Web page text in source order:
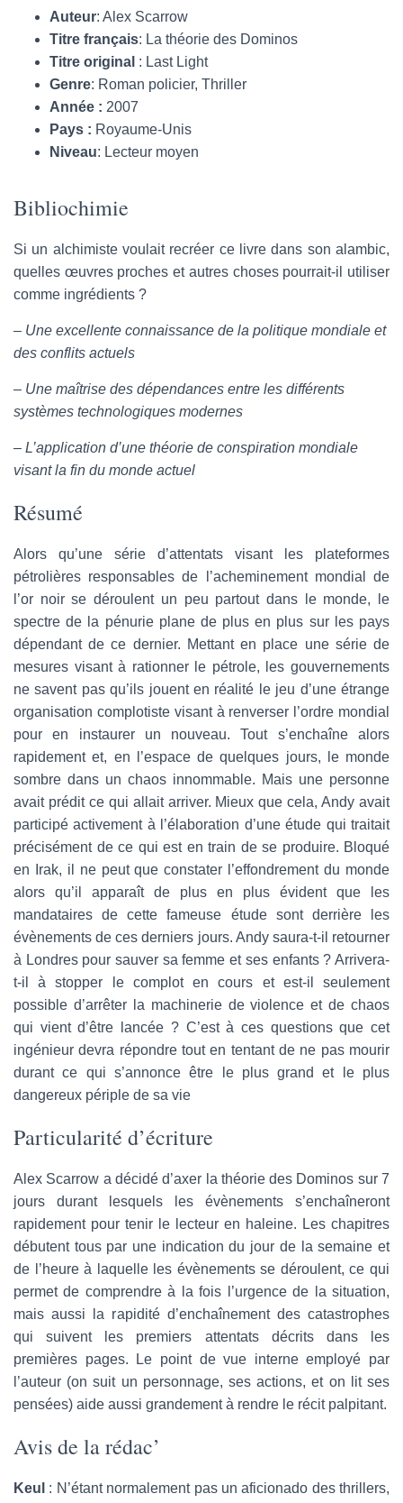
Auteur: Alex Scarrow
Titre français: La théorie des Dominos
Titre original : Last Light
Genre: Roman policier, Thriller
Année : 2007
Pays : Royaume-Unis
Niveau: Lecteur moyen
Bibliochimie
Si un alchimiste voulait recréer ce livre dans son alambic,
quelles œuvres proches et autres choses pourrait-il utiliser
comme ingrédients ?
– Une excellente connaissance de la politique mondiale et
des conflits actuels
– Une maîtrise des dépendances entre les différents
systèmes technologiques modernes
– L’application d’une théorie de conspiration mondiale
visant la fin du monde actuel
Résumé
Alors qu’une série d’attentats visant les plateformes
pétrolières responsables de l’acheminement mondial de
l’or noir se déroulent un peu partout dans le monde, le
spectre de la pénurie plane de plus en plus sur les pays
dépendant de ce dernier. Mettant en place une série de
mesures visant à rationner le pétrole, les gouvernements
ne savent pas qu’ils jouent en réalité le jeu d’une étrange
organisation complotiste visant à renverser l’ordre mondial
pour en instaurer un nouveau. Tout s’enchaîne alors
rapidement et, en l’espace de quelques jours, le monde
sombre dans un chaos innommable. Mais une personne
avait prédit ce qui allait arriver. Mieux que cela, Andy avait
participé activement à l’élaboration d’une étude qui traitait
précisément de ce qui est en train de se produire. Bloqué
en Irak, il ne peut que constater l’effondrement du monde
alors qu’il apparaît de plus en plus évident que les
mandataires de cette fameuse étude sont derrière les
évènements de ces derniers jours. Andy saura-t-il retourner
à Londres pour sauver sa femme et ses enfants ? Arrivera-
t-il à stopper le complot en cours et est-il seulement
possible d’arrêter la machinerie de violence et de chaos
qui vient d’être lancée ? C’est à ces questions que cet
ingénieur devra répondre tout en tentant de ne pas mourir
durant ce qui s’annonce être le plus grand et le plus
dangereux périple de sa vie
Particularité d’écriture
Alex Scarrow a décidé d’axer la théorie des Dominos sur 7
jours durant lesquels les évènements s’enchaîneront
rapidement pour tenir le lecteur en haleine. Les chapitres
débutent tous par une indication du jour de la semaine et
de l’heure à laquelle les évènements se déroulent, ce qui
permet de comprendre à la fois l’urgence de la situation,
mais aussi la rapidité d’enchaînement des catastrophes
qui suivent les premiers attentats décrits dans les
premières pages. Le point de vue interne employé par
l’auteur (on suit un personnage, ses actions, et on lit ses
pensées) aide aussi grandement à rendre le récit palpitant.
Avis de la rédac’
Keul : N’étant normalement pas un aficionado des thrillers,